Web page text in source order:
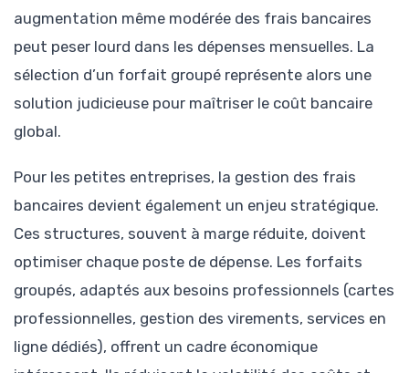
augmentation même modérée des frais bancaires
peut peser lourd dans les dépenses mensuelles. La
sélection d’un forfait groupé représente alors une
solution judicieuse pour maîtriser le coût bancaire
global.
Pour les petites entreprises, la gestion des frais
bancaires devient également un enjeu stratégique.
Ces structures, souvent à marge réduite, doivent
optimiser chaque poste de dépense. Les forfaits
groupés, adaptés aux besoins professionnels (cartes
professionnelles, gestion des virements, services en
ligne dédiés), offrent un cadre économique